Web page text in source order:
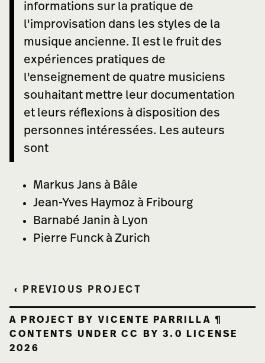
informations sur la pratique de
l'improvisation dans les styles de la
musique ancienne. Il est le fruit des
expériences pratiques de
l'enseignement de quatre musiciens
souhaitant mettre leur documentation
et leurs réflexions à disposition des
personnes intéressées. Les auteurs
sont
Markus Jans à Bâle
Jean-Yves Haymoz à Fribourg
Barnabé Janin à Lyon
Pierre Funck à Zurich
‹ PREVIOUS PROJECT
A PROJECT BY VICENTE PARRILLA ¶
CONTENTS UNDER CC BY 3.0 LICENSE
2026